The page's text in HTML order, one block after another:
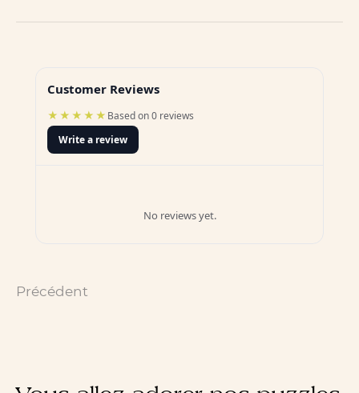
Customer Reviews
★★★★★ Based on 0 reviews
Write a review
No reviews yet.
Précédent